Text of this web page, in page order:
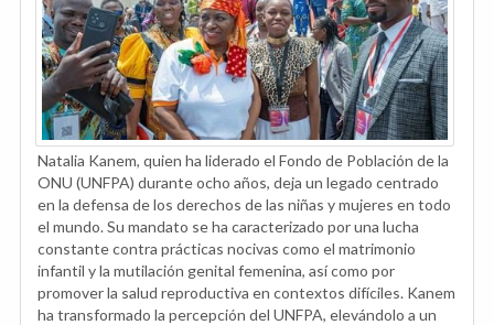
Natalia Kanem, quien ha liderado el Fondo de Población de la
ONU (UNFPA) durante ocho años, deja un legado centrado
en la defensa de los derechos de las niñas y mujeres en todo
el mundo. Su mandato se ha caracterizado por una lucha
constante contra prácticas nocivas como el matrimonio
infantil y la mutilación genital femenina, así como por
promover la salud reproductiva en contextos difíciles. Kanem
ha transformado la percepción del UNFPA, elevándolo a un